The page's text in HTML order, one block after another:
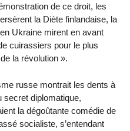
de ce droit, les
la Diète finlandaise, la
Ukraine mirent en avant
cuirassiers pour le plus
la révolution ».
russe montrait les dents à
diplomatique,
la dégoûtante comédie de
socialiste, s’entendant